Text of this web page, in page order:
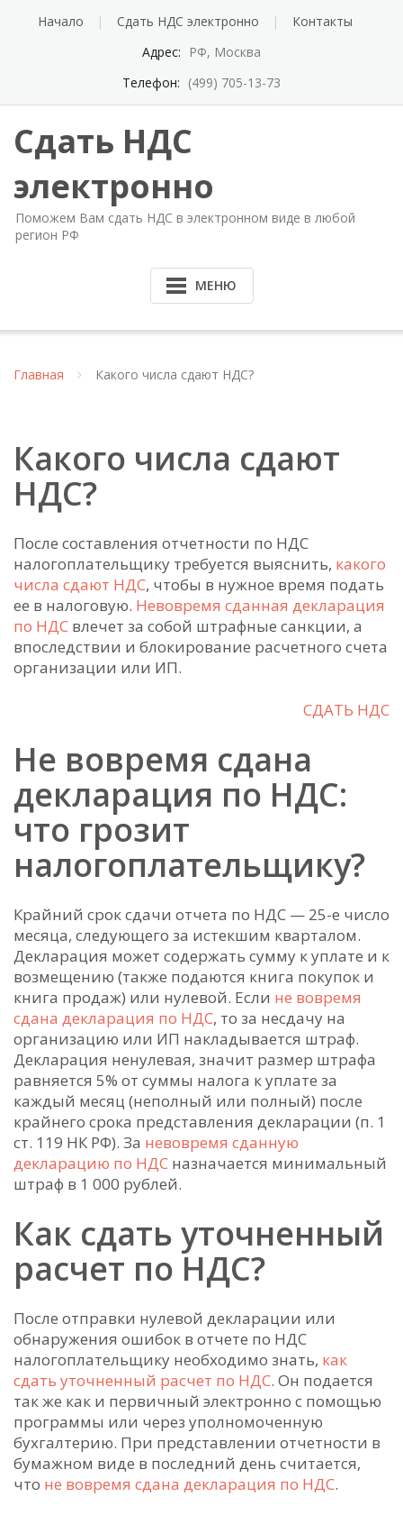
Начало Сдать НДС электронно
Контакты
Адрес:
РФ, Москва
Телефон: (499) 705-13-73
Сдать НДС
электронно
Поможем Вам сдать НДС в электронном виде в любой
регион РФ
МЕНЮ
Главная Какого числа сдают НДС?
Какого числа сдают
НДС?
После составления отчетности по НДС
налогоплательщику требуется выяснить, какого
числа сдают НДС, чтобы в нужное время подать
ее в налоговую. Невовремя сданная декларация
по НДС влечет за собой штрафные санкции, а
впоследствии и блокирование расчетного счета
организации или ИП.
СДАТЬ НДС
Не вовремя сдана
декларация по НДС:
что грозит
налогоплательщику?
Крайний срок сдачи отчета по НДС — 25-е число
месяца, следующего за истекшим кварталом.
Декларация может содержать сумму к уплате и к
возмещению (также подаются книга покупок и
книга продаж) или нулевой. Если не вовремя
сдана декларация по НДС, то за несдачу на
организацию или ИП накладывается штраф.
Декларация ненулевая, значит размер штрафа
равняется 5% от суммы налога к уплате за
каждый месяц (неполный или полный) после
крайнего срока представления декларации (п. 1
ст. 119 НК РФ). За невовремя сданную
декларацию по НДС назначается минимальный
штраф в 1 000 рублей.
Как сдать уточненный
расчет по НДС?
После отправки нулевой декларации или
обнаружения ошибок в отчете по НДС
налогоплательщику необходимо знать, как
сдать уточненный расчет по НДС. Он подается
так же как и первичный электронно с помощью
программы или через уполномоченную
бухгалтерию. При представлении отчетности в
бумажном виде в последний день считается,
что не вовремя сдана декларация по НДС.